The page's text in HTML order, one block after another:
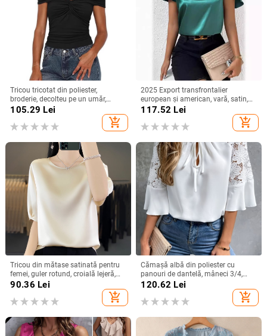
Tricou tricotat din poliester,
broderie, decolteu pe un umăr,
mâneci raglan, croială slim
105.29 Lei
add_shopping_cart
2025 Export transfrontalier
european și american, vară, satin,
cu mânecă scurtă, din satin răsucit,
culoare pură, top versatil, larg,
pentru femei
117.52 Lei
add_shopping_cart
Tricou din mătase satinată pentru
femei, guler rotund, croială lejeră,
mâneci 3/4, top lejer de vară
90.36 Lei
add_shopping_cart
Cămașă albă din poliester cu
panouri de dantelă, mâneci 3/4,
guler rotund, croială lejeră
120.62 Lei
add_shopping_cart